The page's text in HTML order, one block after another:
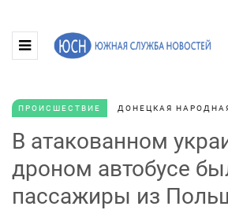
ПРОИСШЕСТВИЕ ДОНЕЦКАЯ
В атакованном
дроном автобусе
пассажиры из